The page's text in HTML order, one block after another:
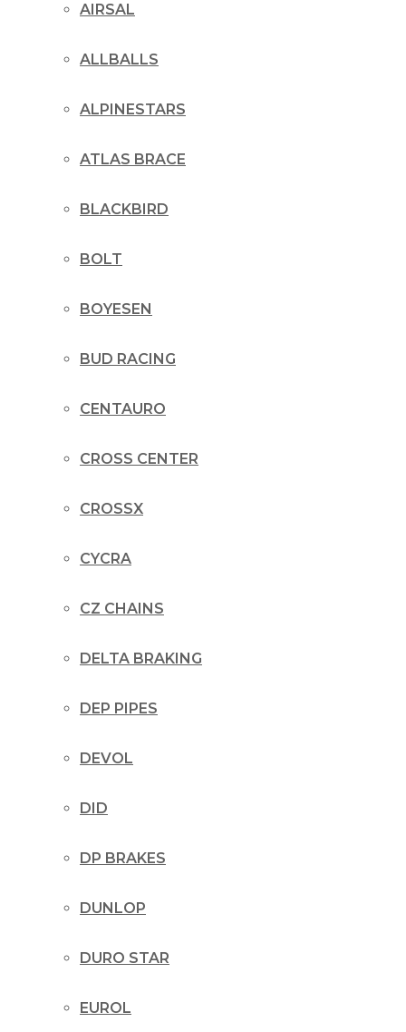
AIRSAL
ALLBALLS
ALPINESTARS
ATLAS BRACE
BLACKBIRD
BOLT
BOYESEN
BUD RACING
CENTAURO
CROSS CENTER
CROSSX
CYCRA
CZ CHAINS
DELTA BRAKING
DEP PIPES
DEVOL
DID
DP BRAKES
DUNLOP
DURO STAR
EUROL